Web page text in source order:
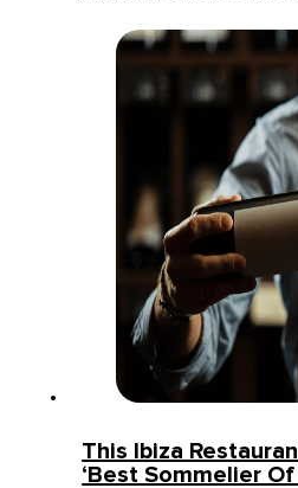
This Ibiza
‘Best Sommelier